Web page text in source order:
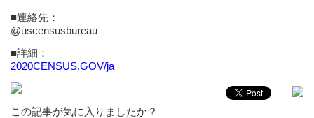
■連絡先：
@uscensusbureau
■詳細：
2020CENSUS.GOV/ja
この記事が気に入りましたか？